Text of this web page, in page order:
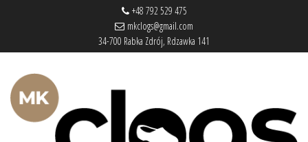
+48 792 529 475
mkclogs@gmail.com
34-700 Rabka Zdrój, Rdzawka 141